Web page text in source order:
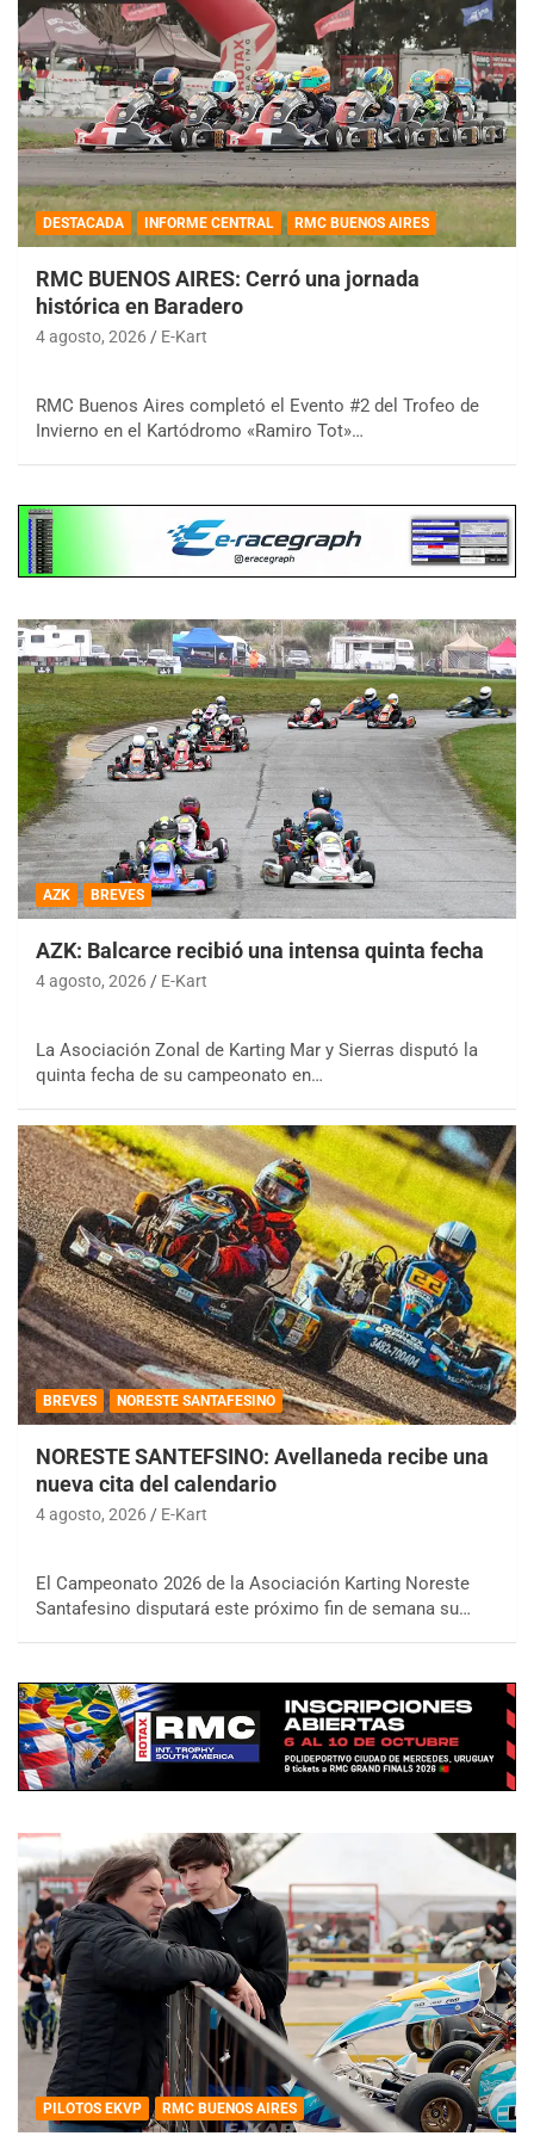
DESTACADA INFORME CENTRAL RMC BUENOS AIRES
RMC BUENOS AIRES: Cerró una jornada
histórica en Baradero
4 agosto, 2026 E-Kart
RMC Buenos Aires completó el Evento #2 del Trofeo de
Invierno en el Kartódromo «Ramiro Tot»…
AZK BREVES
AZK: Balcarce recibió una intensa quinta fecha
4 agosto, 2026 E-Kart
La Asociación Zonal de Karting Mar y Sierras disputó la
quinta fecha de su campeonato en…
BREVES NORESTE SANTAFESINO
NORESTE SANTEFSINO: Avellaneda recibe una
nueva cita del calendario
4 agosto, 2026 E-Kart
El Campeonato 2026 de la Asociación Karting Noreste
Santafesino disputará este próximo fin de semana su…
PILOTOS EKVP RMC BUENOS AIRES